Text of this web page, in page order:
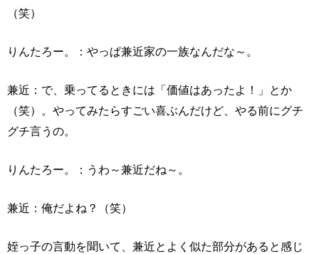
（笑）
りんたろー。：やっぱ兼近家の一族なんだな～。
兼近：で、乗ってるときには「価値はあったよ！」とか
（笑）。やってみたらすごい喜ぶんだけど、やる前にグチ
グチ言うの。
りんたろー。：うわ～兼近だね～。
兼近：俺だよね？（笑）
姪っ子の言動を聞いて、兼近とよく似た部分があると感じ